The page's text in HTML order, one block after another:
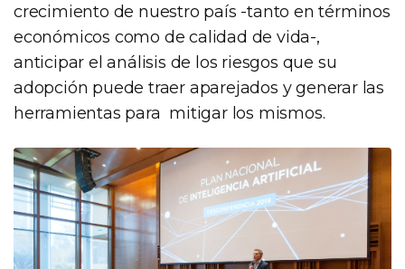
crecimiento de nuestro país -tanto en términos
económicos como de calidad de vida-,
anticipar el análisis de los riesgos que su
adopción puede traer aparejados y generar las
herramientas para mitigar los mismos.